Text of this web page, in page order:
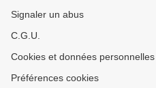
Signaler un abus
C.G.U.
Cookies et données personnelles
Préférences cookies